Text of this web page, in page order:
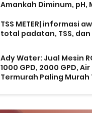
Amankah Diminum, pH,
TSS METER| informasi
total padatan, TSS, dan
Ady Water: Jual Mesin
1000 GPD, 2000 GPD,
Termurah Paling Murah